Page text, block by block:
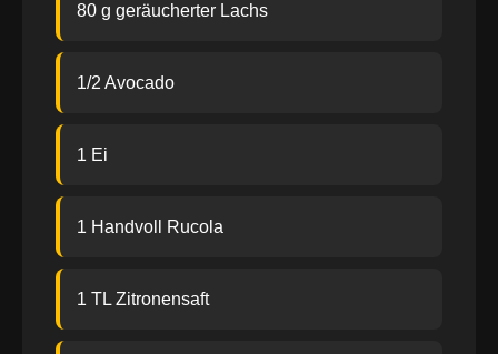
80 g geräucherter Lachs
1/2 Avocado
1 Ei
1 Handvoll Rucola
1 TL Zitronensaft